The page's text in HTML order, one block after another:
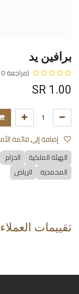
برافين يد
(مراجعة 0 )
1.00
الهيئة الملكية
الحزام
المحمدية
الرياض
تقييمات العملاء